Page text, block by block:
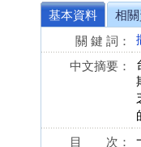
基本資料
相
關 鍵 詞：
中文摘要：
目 次：